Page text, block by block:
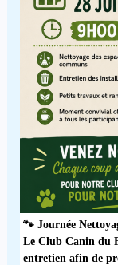
🐾 Journée
Le Club Canin du
entretien afin de